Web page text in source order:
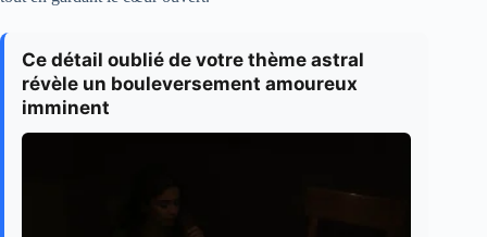
Ce détail oublié de votre thème astral
révèle un bouleversement amoureux
imminent